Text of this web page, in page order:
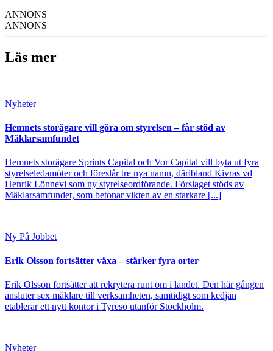
ANNONS
ANNONS
Läs mer
Nyheter
Hemnets storägare vill göra om styrelsen – får stöd av
Mäklarsamfundet
Hemnets storägare Sprints Capital och Vor Capital vill byta ut fyra
styrelseledamöter och föreslår tre nya namn, däribland Kivras vd
Henrik Lönnevi som ny styrelseordförande. Förslaget stöds av
Mäklarsamfundet, som betonar vikten av en starkare [...]
Ny På Jobbet
Erik Olsson fortsätter växa – stärker fyra orter
Erik Olsson fortsätter att rekrytera runt om i landet. Den här gången
ansluter sex mäklare till verksamheten, samtidigt som kedjan
etablerar ett nytt kontor i Tyresö utanför Stockholm.
Nyheter